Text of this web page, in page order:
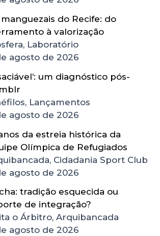
manguezais do Recife: do
à valorização
Laboratório
agosto de 2026
um diagnóstico pós-
Lançamentos
agosto de 2026
da estreia histórica da
Olímpica de Refugiados
Cidadania Sport Club
agosto de 2026
tradição esquecida ou
de integração?
o Árbitro, Arquibancada
agosto de 2026